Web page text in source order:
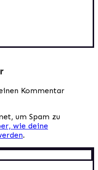
Kommentar
um Spam zu
wie deine
.